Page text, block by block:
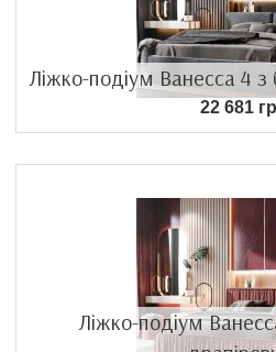
Ліжко-подіум Ванесса 4
22 681
Ліжко-подіум